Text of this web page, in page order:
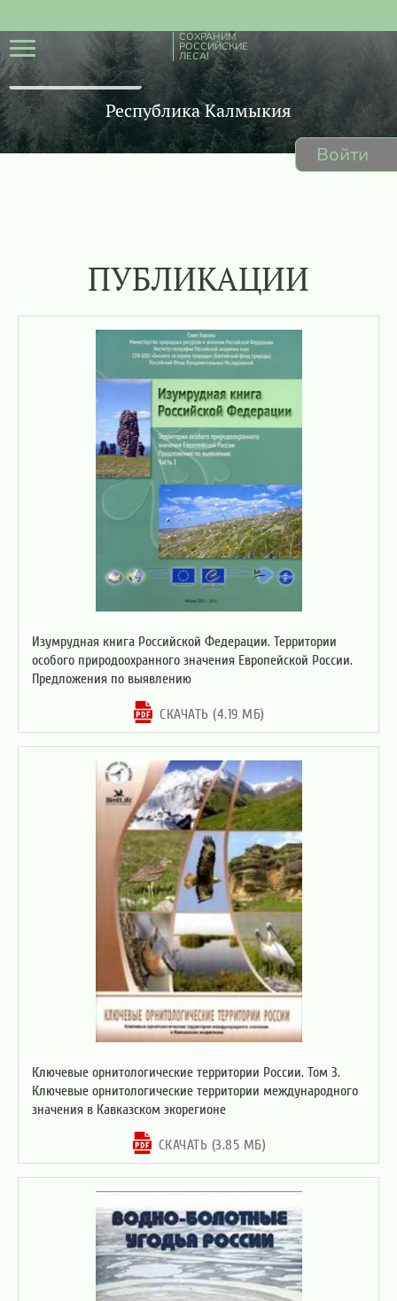
Республика Калмыкия
ПУБЛИКАЦИИ
Изумрудная книга Российской Федерации. Территории
особого природоохранного значения Европейской России.
Предложения по выявлению
СКАЧАТЬ (4.19 МБ)
Ключевые орнитологические территории России. Том 3.
Ключевые орнитологические территории международного
значения в Кавказском экорегионе
СКАЧАТЬ (3.85 МБ)
Войти
СОХРАНИМ
РОССИЙСКИЕ
ЛЕСА!